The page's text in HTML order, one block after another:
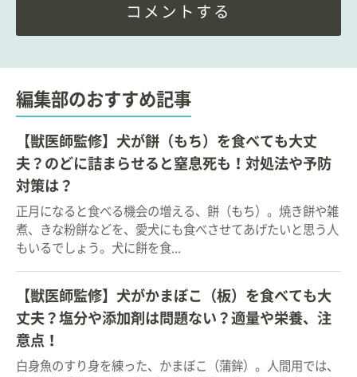
コメントする
編集部のおすすめ記事
【獣医師監修】犬が餅（もち）を食べても大丈
夫？のどに詰まらせると窒息死も！対処法や予防
対策は？
正月になると食べる機会の増える、餅（もち）。焼き餅や雑
煮、きな粉餅などを、愛犬にも食べさせてあげたいと思う人
もいるでしょう。犬に餅を食...
【獣医師監修】犬がかまぼこ（板）を食べても大
丈夫？塩分や添加剤は問題ない？適量や栄養、注
意点！
白身魚のすり身を練った、かまぼこ（蒲鉾）。人間用では、